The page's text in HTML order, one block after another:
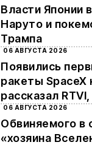
Власти Японии
Наруто и
Трампа
06 АВГУСТА 2026
Появились
ракеты SpaceX
рассказал
06 АВГУСТА 2026
Обвиняемого в
«хозяина